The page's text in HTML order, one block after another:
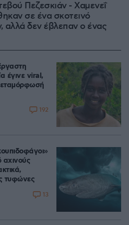
Πεζεσκιάν - Χαμενεΐ
σε ένα σκοτεινό
αλλά δεν έβλεπαν ο ένας
έγινε viral,
192
τυφώνες
13